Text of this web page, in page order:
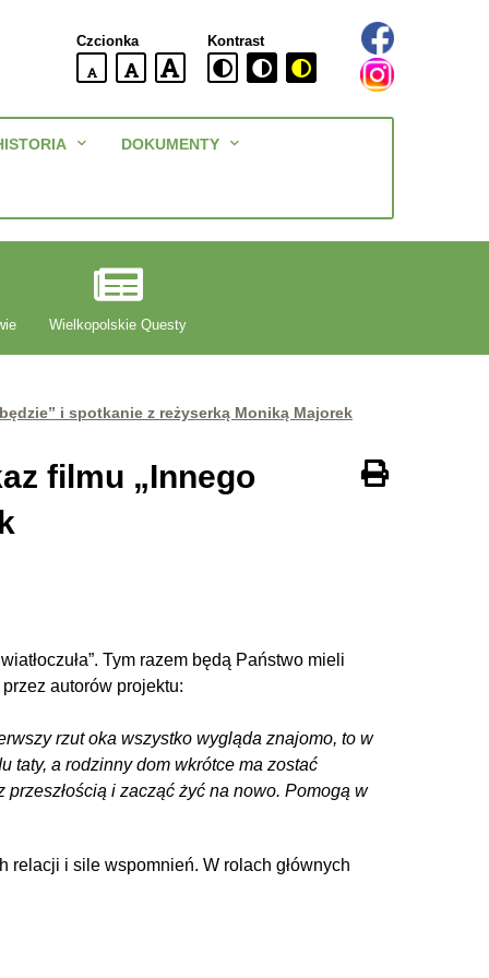
Czcionka
domyślnawiększanajwiększa
czcionka
Kontrast
DOKUMENTY
Wielkopolskie Questy
i spotkanie z reżyserką Moniką Majorek
filmu „Innego
Drukuj
Tym razem będą Państwo mieli
autorów projektu:
rzut oka wszystko wygląda znajomo, to w
taty, a rodzinny dom wkrótce ma zostać
i zacząć żyć na nowo. Pomogą w
relacji i sile wspomnień. W rolach głównych